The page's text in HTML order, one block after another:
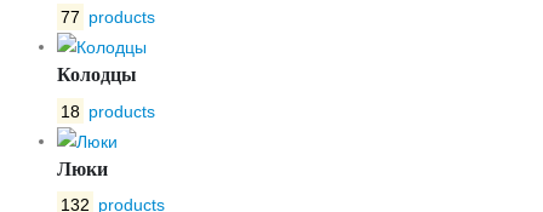
77 products
Колодцы
18 products
Люки
132 products